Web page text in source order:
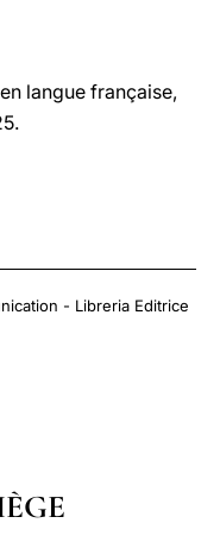
langue française,
- Libreria Editrice